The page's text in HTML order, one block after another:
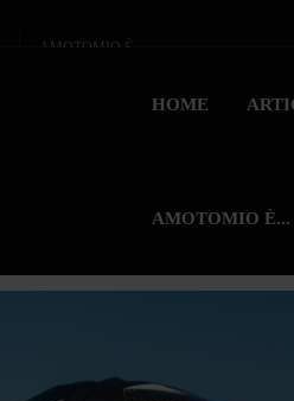
AMOTOMIO È...
HOME
AMOTOMIO È...